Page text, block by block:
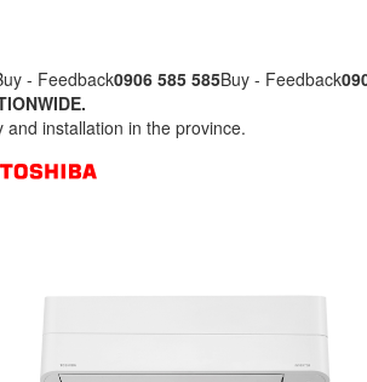
- Feedback0906 585 585Buy - Feedback
installation in the province.